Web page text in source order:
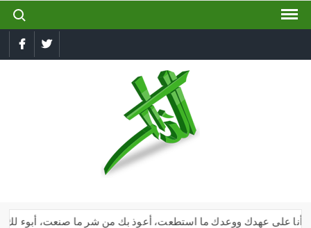
Skip
for:
Twitter
وأنا على عهدك ووعدك ما استطعت، أعوذ بك من شر ما صنعت، أبوء لك